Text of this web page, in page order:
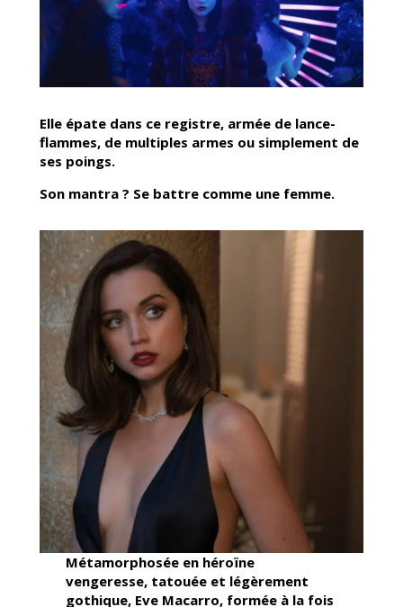
Elle épate dans ce registre, armée de lance-
flammes, de multiples armes ou simplement de
ses poings.
Son mantra ? Se battre comme une femme.
Métamorphosée en héroïne
vengeresse, tatouée et légèrement
gothique, Eve Macarro, formée à la fois